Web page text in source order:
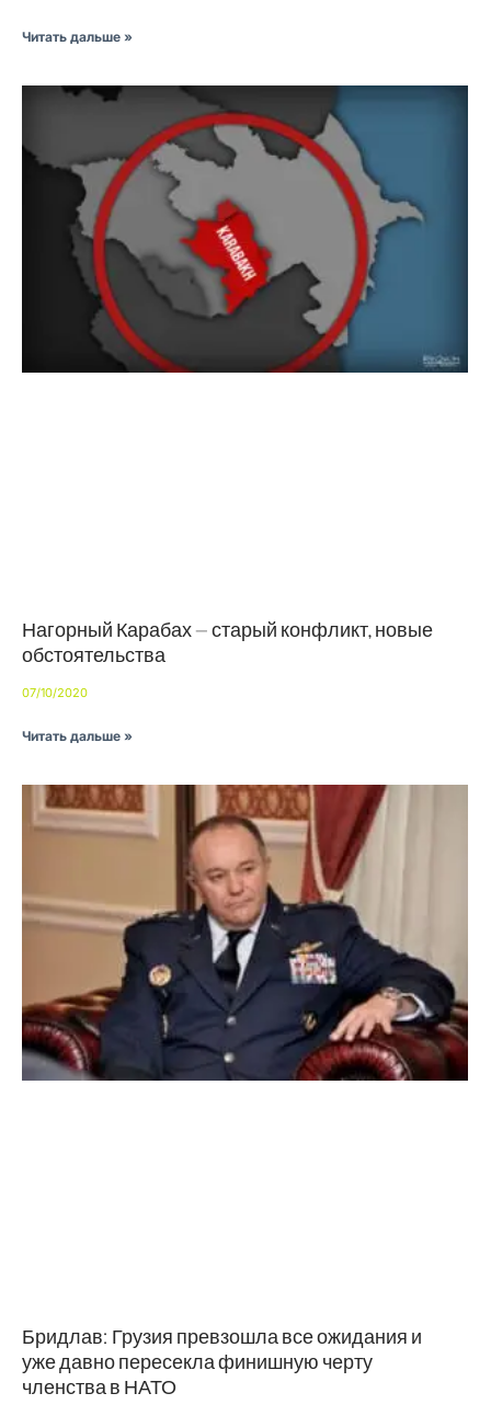
Читать дальше »
Нагорный Карабах — старый конфликт, новые
обстоятельства
07/10/2020
Читать дальше »
Бридлав: Грузия превзошла все ожидания и
уже давно пересекла финишную черту
членства в НАТО